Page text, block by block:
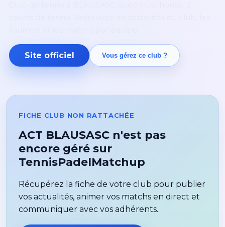
Site officiel Vous gérez ce club ?
FICHE CLUB NON RATTACHÉE
ACT BLAUSASC n'est pas
encore géré sur
TennisPadelMatchup
Récupérez la fiche de votre club pour publier
vos actualités, animer vos matchs en direct et
communiquer avec vos adhérents.